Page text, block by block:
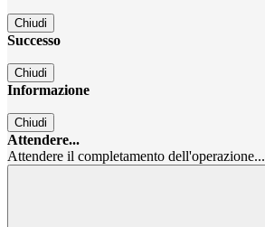
Chiudi
Successo
Chiudi
Informazione
Chiudi
Attendere...
Attendere il completamento dell'operazione...